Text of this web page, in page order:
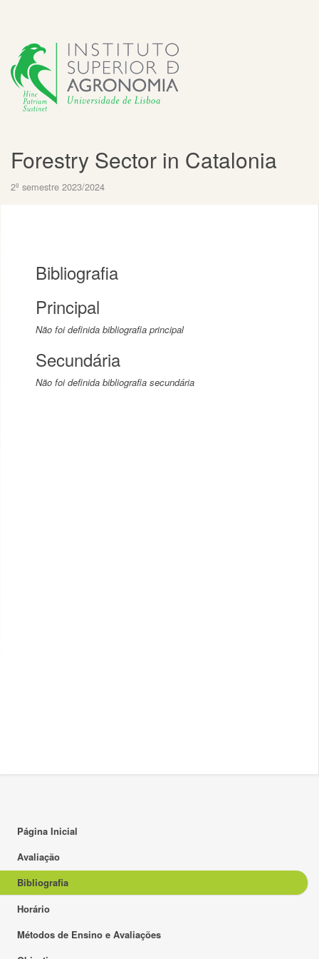
Forestry Sector in Catalonia
2º semestre 2023/2024
Bibliografia
Principal
Não foi definida bibliografia principal
Secundária
Não foi definida bibliografia secundária
Página Inicial
Avaliação
Bibliografia
Horário
Métodos de Ensino e Avaliações